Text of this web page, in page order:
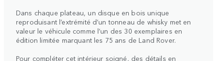
Dans chaque plateau, un disque en bois unique
reproduisant l’extrémité d’un tonneau de whisky met en
valeur le véhicule comme l’un des 30 exemplaires en
édition limitée marquant les 75 ans de Land Rover.
Pour compléter cet intérieur soigné, des détails en